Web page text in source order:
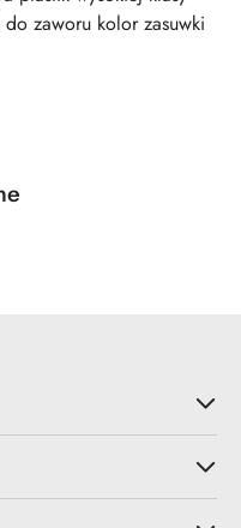
zaworu kolor zasuwki